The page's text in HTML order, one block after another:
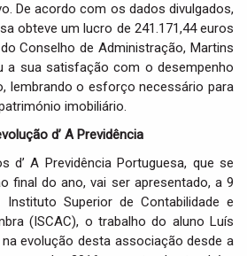
De acordo com os dados divulgados,
obteve um lucro de 241.171,44 euros
Conselho de Administração, Martins
a sua satisfação com o desempenho
lembrando o esforço necessário para
imobiliário.
d’ A Previdência
d’ A Previdência Portuguesa, que se
final do ano, vai ser apresentado, a 9
Superior de Contabilidade e
(ISCAC), o trabalho do aluno Luís
evolução desta associação desde a